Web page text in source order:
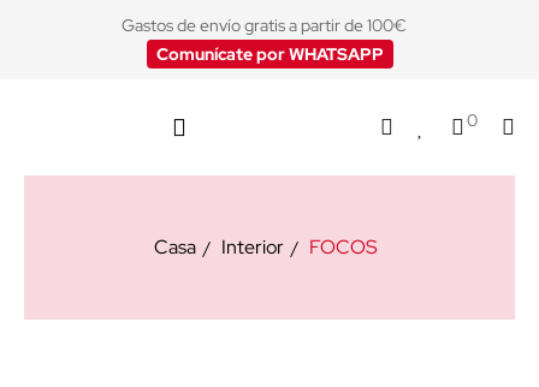
Gastos de envío gratis a partir de 100€
Comunícate por WHATSAPP
0
Casa Interior FOCOS